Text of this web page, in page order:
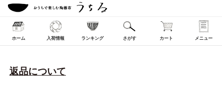
ホーム 入荷情報 ランキング さがす カート メニュー
返品について